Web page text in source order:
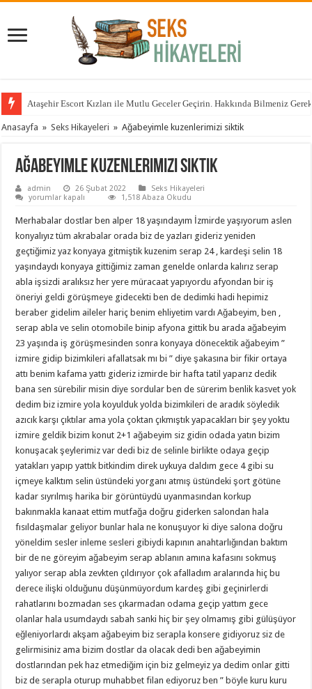
Ataşehir Escort Kızları ile Mutlu Geceler Geçirin. Hakkında Bilmeniz
Anasayfa » Seks Hikayeleri » Ağabeyimle kuzenlerimizi siktik
Ağabeyimle kuzenlerimizi siktik
admin 26 Şubat 2022
Seks Hikayeleri
Ağabeyimle
siktik
için
yorumlar kapalı 1,518 Abaza Okudu
Merhabalar dostlar ben alper 18 yaşındayım İzmirde yaşıyorum aslen
konyalıyız tüm akrabalar orada biz de yazları gideriz yeniden
geçtiğimiz yaz konyaya gitmiştik kuzenim serap 24 , kardeşi selin 18
yaşındaydı konyaya gittiğimiz zaman genelde onlarda kalırız serap
abla işsizdi aralıksız her yere müracaat yapıyordu afyondan bir iş
öneriyi geldi görüşmeye gidecekti ben de dedimki hadi hepimiz
beraber gidelim aileler hariç benim ehliyetim vardı Ağabeyim, ben ,
serap abla ve selin otomobile binip afyona gittik bu arada ağabeyim
23 yaşında iş görüşmesinden sonra konyaya dönecektik ağabeyim ”
izmire gidip bizimkileri afallatsak mı bi ” diye şakasına bir fikir ortaya
attı benim kafama yattı gideriz izmirde bir hafta tatil yaparız dedik
bana sen sürebilir misin diye sordular ben de sürerim benlik kasvet yok
dedim biz izmire yola koyulduk yolda bizimkileri de aradık söyledik
azıcık karşı çıktılar ama yola çoktan çıkmıştık yapacakları bir şey yoktu
izmire geldik bizim konut 2+1 ağabeyim siz gidin odada yatın bizim
konuşacak şeylerimiz var dedi biz de selinle birlikte odaya geçip
yatakları yapıp yattık bitkindim direk uykuya daldım gece 4 gibi su
içmeye kalktım selin üstündeki yorganı atmış üstündeki şort götüne
kadar sıyrılmış harika bir görüntüydü uyanmasından korkup
bakınmakla kanaat ettim mutfağa doğru giderken salondan hala
fısıldaşmalar geliyor bunlar hala ne konuşuyor ki diye salona doğru
yöneldim sesler inleme sesleri gibiydi kapının anahtarlığından baktım
bir de ne göreyim ağabeyim serap ablanın amına kafasını sokmuş
yalıyor serap abla zevkten çıldırıyor çok afalladım aralarında hiç bu
derece ilişki olduğunu düşünmüyordum kardeş gibi geçinirlerdi
rahatlarını bozmadan ses çıkarmadan odama geçip yattım gece
olanlar hala usumdaydı sabah sanki hiç bir şey olmamış gibi gülüşüyor
eğleniyorlardı akşam ağabeyim biz serapla konsere gidiyoruz siz de
gelirmisiniz ama bizim dostlar da olacak dedi ben ağabeyimin
dostlarından pek haz etmediğim için biz gelmeyiz ya dedim onlar gitti
biz de serapla oturup muhabbet filan ediyoruz ben ” böyle kuru kuru